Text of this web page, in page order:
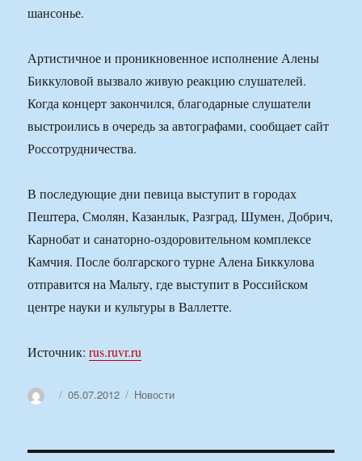
шансонье.
Артистичное и проникновенное исполнение Алены
Биккуловой вызвало живую реакцию слушателей.
Когда концерт закончился, благодарные слушатели
выстроились в очередь за автографами, сообщает сайт
Россотрудничества.
В последующие дни певица выступит в городах
Пештера, Смолян, Казанлык, Разград, Шумен, Добрич,
Карнобат и санаторно-оздоровительном комплексе
Камчия. После болгарского турне Алена Биккулова
отправится на Мальту, где выступит в Российском
центре науки и культуры в Валлетте.
Источник:rus.ruvr.ru
АвторОпубликовано
05.07.2012 Рубрики
Новости